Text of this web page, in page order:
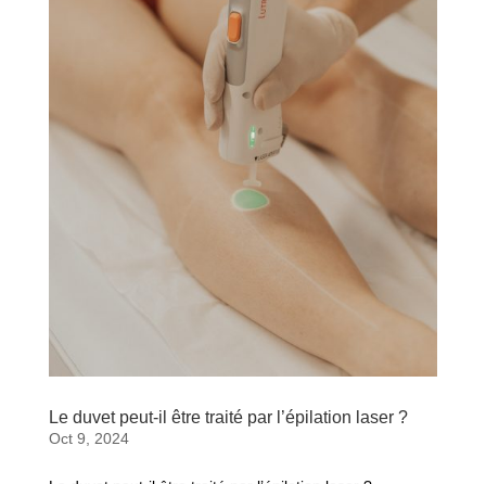
Le duvet peut-il être traité par l’épilation laser ?
Oct 9, 2024